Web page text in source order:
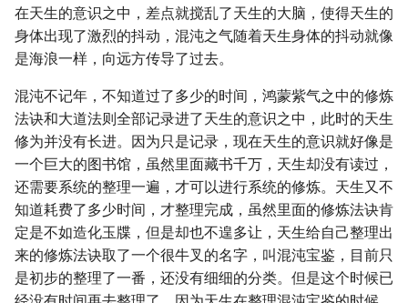
在天生的意识之中，差点就搅乱了天生的大脑，使得天生的
身体出现了激烈的抖动，混沌之气随着天生身体的抖动就像
是海浪一样，向远方传导了过去。
混沌不记年，不知道过了多少的时间，鸿蒙紫气之中的修炼
法诀和大道法则全部记录进了天生的意识之中，此时的天生
修为并没有长进。因为只是记录，现在天生的意识就好像是
一个巨大的图书馆，虽然里面藏书千万，天生却没有读过，
还需要系统的整理一遍，才可以进行系统的修炼。天生又不
知道耗费了多少时间，才整理完成，虽然里面的修炼法诀肯
定是不如造化玉牒，但是却也不遑多让，天生给自己整理出
来的修炼法诀取了一个很牛叉的名字，叫混沌宝鉴，目前只
是初步的整理了一番，还没有细细的分类。但是这个时候已